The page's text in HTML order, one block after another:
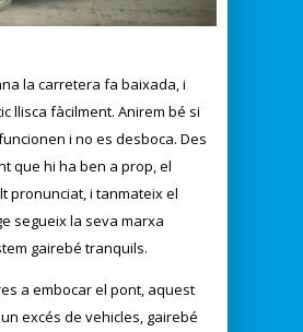
la carretera fa baixada, i
llisca fàcilment. Anirem bé si
i no es desboca. Des
que hi ha ben a prop, el
pronunciat, i tanmateix el
segueix la seva marxa
gairebé tranquils.
a embocar el pont, aquest
excés de vehicles, gairebé